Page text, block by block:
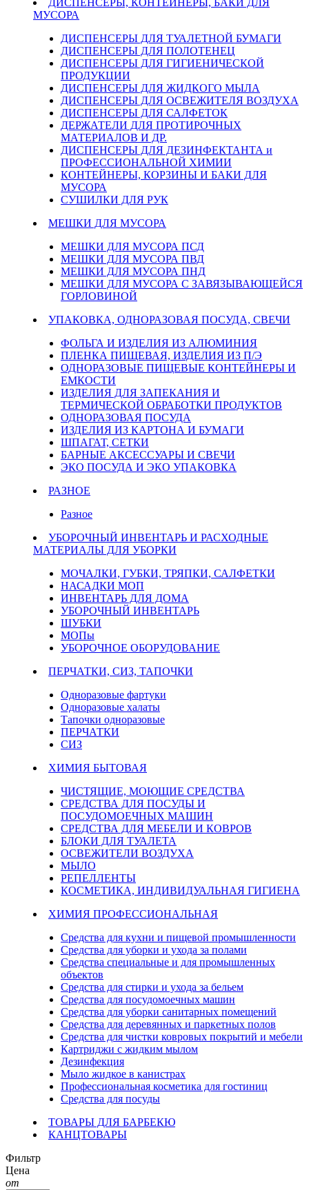
ДИСПЕНСЕРЫ, КОНТЕЙНЕРЫ, БАКИ ДЛЯ
МУСОРА
ДИСПЕНСЕРЫ ДЛЯ ТУАЛЕТНОЙ БУМАГИ
ДИСПЕНСЕРЫ ДЛЯ ПОЛОТЕНЕЦ
ДИСПЕНСЕРЫ ДЛЯ ГИГИЕНИЧЕСКОЙ
ПРОДУКЦИИ
ДИСПЕНСЕРЫ ДЛЯ ЖИДКОГО МЫЛА
ДИСПЕНСЕРЫ ДЛЯ ОСВЕЖИТЕЛЯ ВОЗДУХА
ДИСПЕНСЕРЫ ДЛЯ САЛФЕТОК
ДЕРЖАТЕЛИ ДЛЯ ПРОТИРОЧНЫХ
МАТЕРИАЛОВ И ДР.
ДИСПЕНСЕРЫ ДЛЯ ДЕЗИНФЕКТАНТА и
ПРОФЕССИОНАЛЬНОЙ ХИМИИ
КОНТЕЙНЕРЫ, КОРЗИНЫ И БАКИ ДЛЯ
МУСОРА
СУШИЛКИ ДЛЯ РУК
МЕШКИ ДЛЯ МУСОРА
МЕШКИ ДЛЯ МУСОРА ПСД
МЕШКИ ДЛЯ МУСОРА ПВД
МЕШКИ ДЛЯ МУСОРА ПНД
МЕШКИ ДЛЯ МУСОРА С ЗАВЯЗЫВАЮЩЕЙСЯ
ГОРЛОВИНОЙ
УПАКОВКА, ОДНОРАЗОВАЯ ПОСУДА, СВЕЧИ
ФОЛЬГА И ИЗДЕЛИЯ ИЗ АЛЮМИНИЯ
ПЛЕНКА ПИЩЕВАЯ, ИЗДЕЛИЯ ИЗ П/Э
ОДНОРАЗОВЫЕ ПИЩЕВЫЕ КОНТЕЙНЕРЫ И
ЕМКОСТИ
ИЗДЕЛИЯ ДЛЯ ЗАПЕКАНИЯ И
ТЕРМИЧЕСКОЙ ОБРАБОТКИ ПРОДУКТОВ
ОДНОРАЗОВАЯ ПОСУДА
ИЗДЕЛИЯ ИЗ КАРТОНА И БУМАГИ
ШПАГАТ, СЕТКИ
БАРНЫЕ АКСЕССУАРЫ И СВЕЧИ
ЭКО ПОСУДА И ЭКО УПАКОВКА
РАЗНОЕ
Разное
УБОРОЧНЫЙ ИНВЕНТАРЬ И РАСХОДНЫЕ
МАТЕРИАЛЫ ДЛЯ УБОРКИ
МОЧАЛКИ, ГУБКИ, ТРЯПКИ, САЛФЕТКИ
НАСАДКИ МОП
ИНВЕНТАРЬ ДЛЯ ДОМА
УБОРОЧНЫЙ ИНВЕНТАРЬ
ШУБКИ
МОПы
УБОРОЧНОЕ ОБОРУДОВАНИЕ
ПЕРЧАТКИ, СИЗ, ТАПОЧКИ
Одноразовые фартуки
Одноразовые халаты
Тапочки одноразовые
ПЕРЧАТКИ
СИЗ
ХИМИЯ БЫТОВАЯ
ЧИСТЯЩИЕ, МОЮЩИЕ СРЕДСТВА
СРЕДСТВА ДЛЯ ПОСУДЫ И
ПОСУДОМОЕЧНЫХ МАШИН
СРЕДСТВА ДЛЯ МЕБЕЛИ И КОВРОВ
БЛОКИ ДЛЯ ТУАЛЕТА
ОСВЕЖИТЕЛИ ВОЗДУХА
МЫЛО
РЕПЕЛЛЕНТЫ
КОСМЕТИКА, ИНДИВИДУАЛЬНАЯ ГИГИЕНА
ХИМИЯ ПРОФЕССИОНАЛЬНАЯ
Средства для кухни и пищевой промышленности
Средства для уборки и ухода за полами
Средства специальные и для промышленных
объектов
Средства для стирки и ухода за бельем
Средства для посудомоечных машин
Средства для уборки санитарных помещений
Средства для деревянных и паркетных полов
Средства для чистки ковровых покрытий и мебели
Картриджи с жидким мылом
Дезинфекция
Мыло жидкое в канистрах
Профессиональная косметика для гостиниц
Средства для посуды
ТОВАРЫ ДЛЯ БАРБЕКЮ
КАНЦТОВАРЫ
Фильтр
Цена
от